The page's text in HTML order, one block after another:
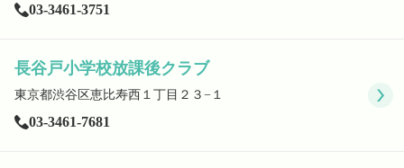
03-3461-3751
長谷戸小学校放課後クラブ
東京都渋谷区恵比寿西１丁目２３−１
03-3461-7681